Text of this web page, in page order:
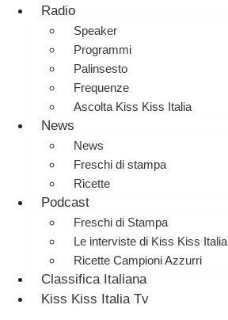
Radio
Speaker
Programmi
Palinsesto
Frequenze
Ascolta Kiss Kiss Italia
News
News
Freschi di stampa
Ricette
Podcast
Freschi di Stampa
Le interviste di Kiss Kiss Italia
Ricette Campioni Azzurri
Classifica Italiana
Kiss Kiss Italia Tv